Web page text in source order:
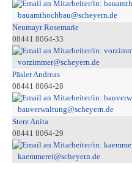
bauamthochbau@scheyern.de
Neumayr Rosemarie
08441 8064-33
vorzimmer@scheyern.de
Päsler Andreas
08441 8064-28
bauverwaltung@scheyern.de
Sterz Anita
08441 8064-29
kaemmerei@scheyern.de